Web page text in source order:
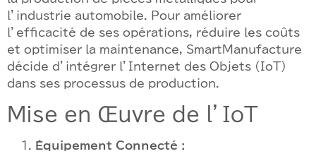
l’industrie automobile. Pour améliorer
l’efficacité de ses opérations, réduire les coûts
et optimiser la maintenance, SmartManufacture
décide d’intégrer l’Internet des Objets (IoT)
dans ses processus de production.
Mise en Œuvre de l’IoT
Équipement Connecté :